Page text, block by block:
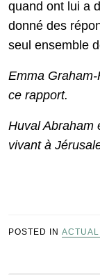
quand ont lui a
donné des
seul ensemble
Emma
ce rapport.
Huval Abraham
vivant à
POSTED IN